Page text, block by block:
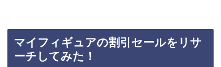
マイフィギュアの割引セールをリサ
ーチしてみた！